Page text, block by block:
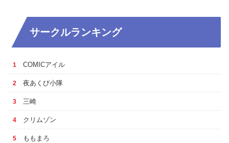
サークルランキング
1 COMICアイル
2 夜あくび小隊
3 三崎
4 クリムゾン
5 ももまろ